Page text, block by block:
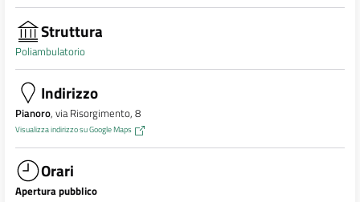
Struttura
Poliambulatorio
Indirizzo
Pianoro, via Risorgimento, 8
Visualizza indirizzo su Google Maps
Orari
Apertura pubblico